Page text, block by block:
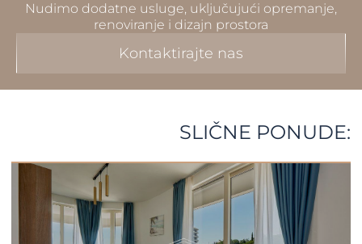
Nudimo dodatne usluge, uključujući opremanje,
renoviranje i dizajn prostora
Kontaktirajte nas
SLIČNE PONUDE: